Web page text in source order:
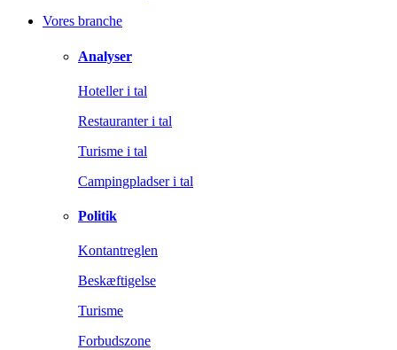
Vores branche
Analyser
Hoteller i tal
Restauranter i tal
Turisme i tal
Campingpladser i tal
Politik
Kontantreglen
Beskæftigelse
Turisme
Forbudszone